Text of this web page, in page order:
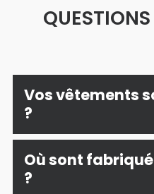
Vos vêtements
?
Une grande partie de
unisexe afin de
librement selon son
Où sont
?